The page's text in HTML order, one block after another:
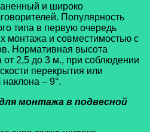
и широко
Популярность
типа в первую очередь
монтажа и совместимостью с
Нормативная высота
от 2,5 до 3 м., при соблюдении
перекрытия или
– 9°.
монтажа в подвесной